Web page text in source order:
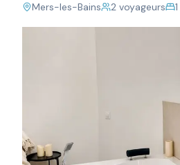
Mers-les-Bains 2 voyageurs 1